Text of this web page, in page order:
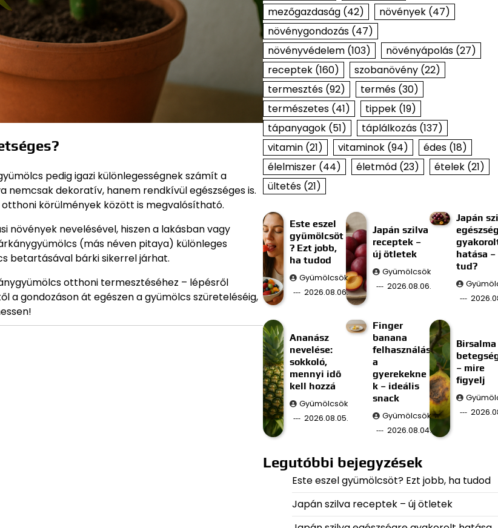
pedig igazi különlegességnek számít a
nemcsak dekoratív, hanem rendkívül egészséges is.
körülmények között is megvalósítható.
nevelésével, hiszen a lakásban vagy
(más néven pitaya) különleges
betartásával bárki sikerrel járhat.
otthoni termesztéséhez – lépésről
gondozáson át egészen a gyümölcs szüreteléséig,
mezőgazdaság(42) növények(47)
növénygondozás(47)
növényvédelem(103) növényápolás(27)
receptek(160) szobanövény(22)
termesztés(92) termés(30)
természetes(41) tippek(19)
tápanyagok(51) táplálkozás(137)
vitamin(21) vitaminok(94) édes(18)
élelmiszer(44) életmód(23) ételek(21)
ültetés(21)
Este eszel
gyümölcsöt
? Ezt jobb,
ha tudod
Gyümölcsök
2026.08.06.
Japán szilva
receptek –
új ötletek
Gyümölcsök
2026.08.06.
Japán
hatása
tud?
Ananász
nevelése:
sokkoló,
mennyi idő
kell hozzá
Gyümölcsök
2026.08.05.
Finger
banana
felhasználás
a
gyerekekne
k – ideális
snack
Gyümölcsök
2026.08.04.
Birsalma
– mire
figyelj
Legutóbbi bejegyzések
Este eszel gyümölcsöt? Ezt jobb, ha tudod
Japán szilva receptek – új ötletek